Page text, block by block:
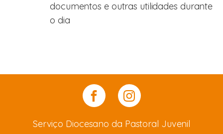
documentos e outras utilidades durante
o dia
Serviço Diocesano da Pastoral Juvenil